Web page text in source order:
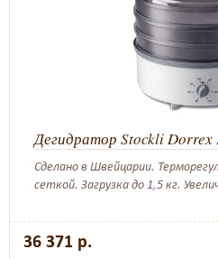
Дегидратор Stockli Dorrex
Сделано в Швейцарии.
сеткой. Загрузка до 1,5 кг.
36 371 р.